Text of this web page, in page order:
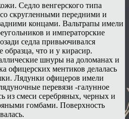
Седло венгерского типа
скругленными передними и
концами. Вальтрапы имели
и императорские
седла привьючивался
образца, что и у кирасир.
шнуры на доломанах и
офицерских ментиков делалась
Лядунки офицеров имели
перевязи -галунное
из смеси серебряных, черных и
гомбами. Поверхность